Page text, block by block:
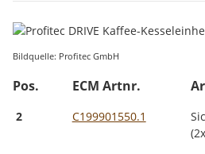
Bildquelle: Profitec GmbH
Pos. ECM Artnr.
2 C199901550.1